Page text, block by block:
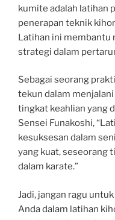
kumite adalah latihan
penerapan teknik
Latihan ini membantu
strategi dalam
Sebagai seorang
tekun dalam
tingkat keahlian yang
Sensei Funakoshi,
kesuksesan dalam
yang kuat, seseorang
dalam karate.”
Jadi, jangan ragu
Anda dalam latihan